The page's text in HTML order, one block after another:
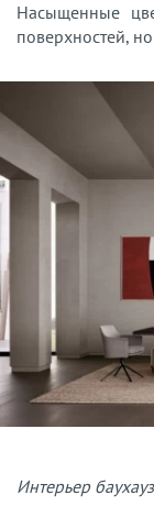
Насыщенные
поверхностей,
Интерьер